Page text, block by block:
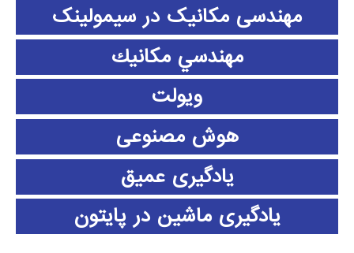
مهندسی مکانیک در سیمولینک
مهندسي مكانيك
ویولت
هوش مصنوعی
یادگیری عمیق
یادگیری ماشین در پایتون